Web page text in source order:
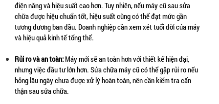
điện năng và hiệu suất cao hơn. Tuy nhiên, nếu máy cũ sau sửa
chữa được hiệu chuẩn tốt, hiệu suất cũng có thể đạt mức gần
tương đương ban đầu. Doanh nghiệp cần xem xét tuổi đời của máy
và hiệu quả kinh tế tổng thể.
Rủi ro và an toàn: Máy mới sẽ an toàn hơn với thiết kế hiện đại,
nhưng việc đầu tư lớn hơn. Sửa chữa máy cũ có thể gặp rủi ro nếu
hỏng lâu ngày chưa được xử lý hoàn toàn, nên cần kiểm tra cẩn
thận sau sửa chữa.